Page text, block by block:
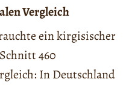
Vergleich
ein kirgisischer
460
In Deutschland